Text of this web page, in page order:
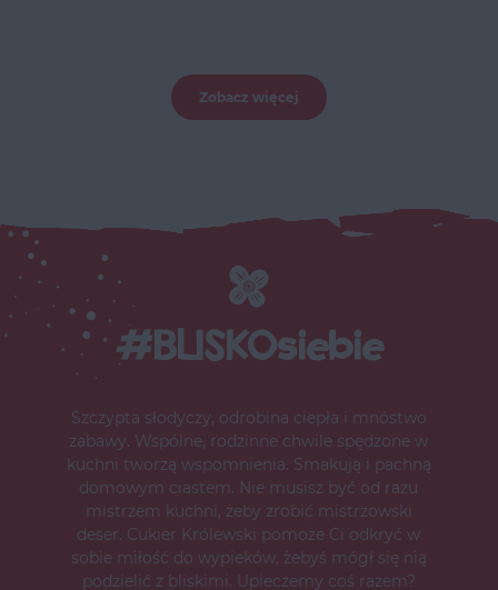
Zobacz więcej
#BLISKOsiebie
Szczypta słodyczy, odrobina ciepła i mnóstwo
zabawy. Wspólne, rodzinne chwile spędzone w
kuchni tworzą wspomnienia. Smakują i pachną
domowym ciastem. Nie musisz być od razu
mistrzem kuchni, żeby zrobić mistrzowski
deser. Cukier Królewski pomoże Ci odkryć w
sobie miłość do wypieków, żebyś mógł się nią
podzielić z bliskimi. Upieczemy coś razem?